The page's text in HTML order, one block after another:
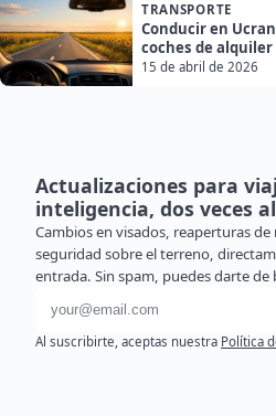
TRANSPORTE
Conducir en
coches de alquiler
15 de abril de 2026
Actualizaciones para
inteligencia, dos veces
Cambios en visados, reaperturas
seguridad sobre el terreno,
entrada. Sin spam, puedes darte
Dirección de correo
Al suscribirte, aceptas nuestra Política